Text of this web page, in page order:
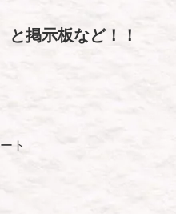
掲示板など！！
ト